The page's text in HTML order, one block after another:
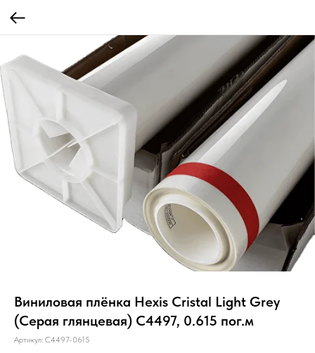
Виниловая плёнка Hexis Cristal Light Grey
(Серая глянцевая) C4497, 0.615 пог.м
Артикул: C4497-0615